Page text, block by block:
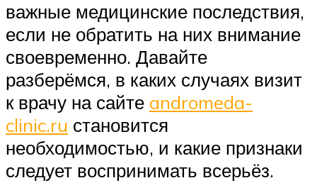
важные медицинские последствия,
если не обратить на них внимание
своевременно. Давайте
разберёмся, в каких случаях визит
к врачу на сайте andromeda-
clinic.ru становится
необходимостью, и какие признаки
следует воспринимать всерьёз.